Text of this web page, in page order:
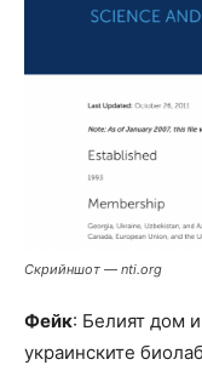
Скрийншот — nti.org
Фейк: Белият дом
украинските